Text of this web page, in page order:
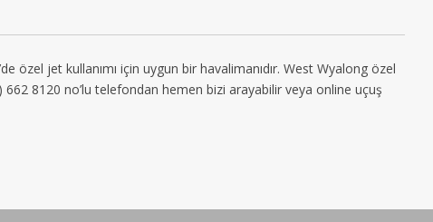
özel jet kullanımı için uygun bir havalimanıdır. West Wyalong özel
8120 no’lu telefondan hemen bizi arayabilir veya online uçuş